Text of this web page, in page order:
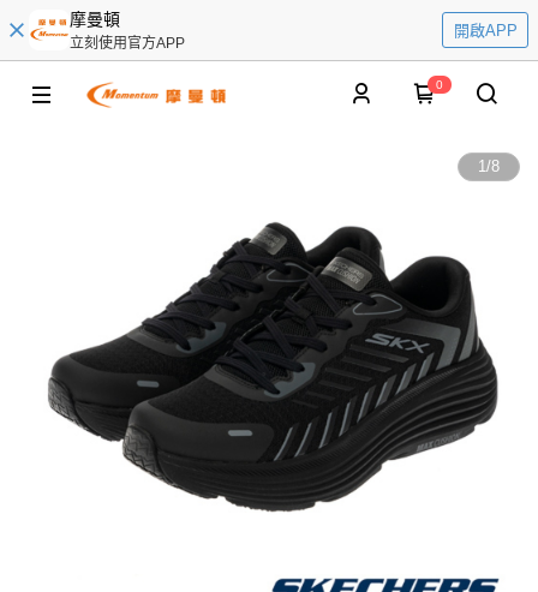
摩曼頓
立刻使用官方APP
開啟APP
0
1/8